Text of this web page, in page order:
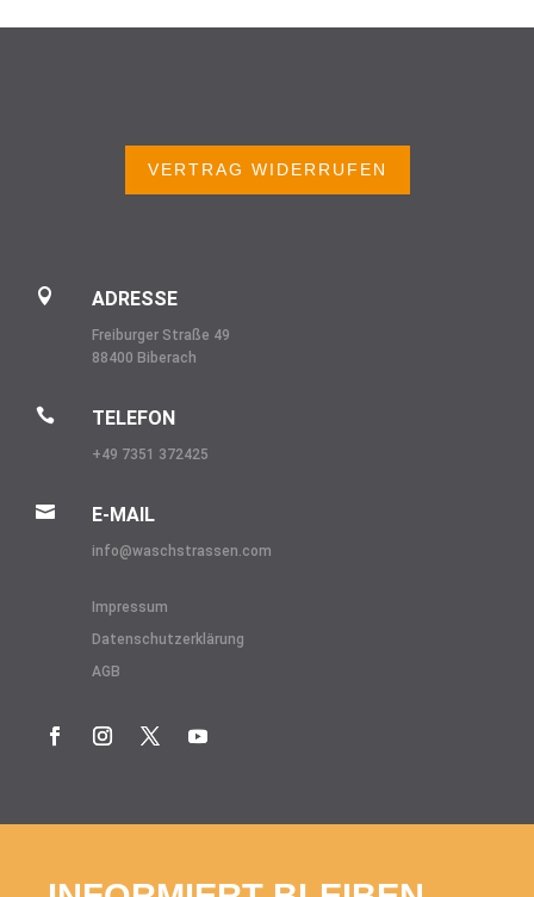
VERTRAG WIDERRUFEN
 ADRESSE
Freiburger Straße 49
88400 Biberach
 TELEFON
+49 7351 372425
 E-MAIL
info@waschstrassen.com
Impressum
Datenschutzerklärung
AGB